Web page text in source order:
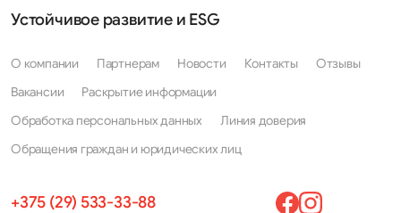
Устойчивое развитие и ESG
О компании Партнерам Новости Контакты
Отзывы
Вакансии
Раскрытие информации
Обработка персональных данных
Линия доверия
Обращения граждан и юридических лиц
+375 (29) 533-33-88